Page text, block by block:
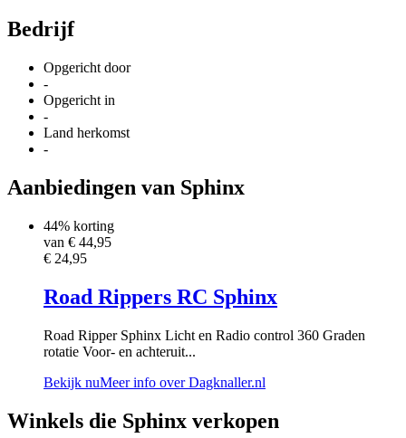
Bedrijf
Opgericht door
-
Opgericht in
-
Land herkomst
-
Aanbiedingen van Sphinx
44% korting
van € 44,95
€ 24,95
Road Rippers RC Sphinx
Road Ripper Sphinx Licht en Radio control 360 Graden
rotatie Voor- en achteruit...
Bekijk nuMeer info over Dagknaller.nl
Winkels die Sphinx verkopen